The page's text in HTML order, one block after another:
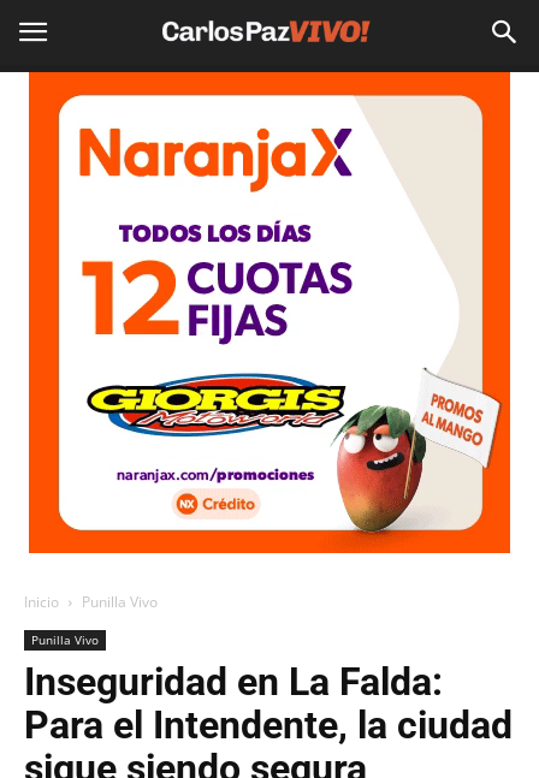
Inicio Punilla Vivo
Punilla Vivo
Inseguridad en La Falda:
Para el Intendente, la ciudad
sigue siendo segura